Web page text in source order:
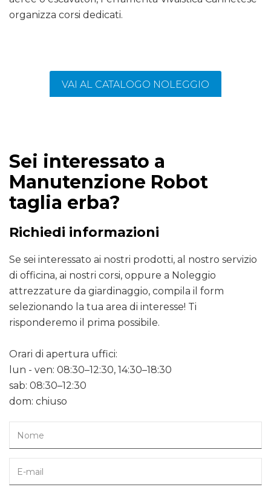
organizza corsi dedicati.
VAI AL CATALOGO NOLEGGIO
Sei interessato a
Manutenzione Robot
taglia erba?
Richiedi informazioni
Se sei interessato ai nostri prodotti, al nostro servizio
di officina, ai nostri corsi, oppure a Noleggio
attrezzature da giardinaggio, compila il form
selezionando la tua area di interesse! Ti
risponderemo il prima possibile.
Orari di apertura uffici:
lun - ven: 08:30–12:30, 14:30–18:30
sab: 08:30–12:30
dom: chiuso